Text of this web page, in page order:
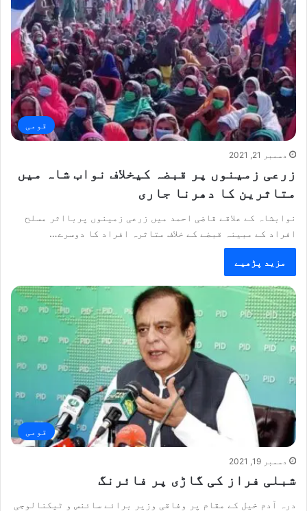
قومی
دسمبر 21, 2021
زرعی زمینوں پر قبضہ کیخلاف نواب شاہ میں
متاثرین کا دھرنا جاری
نوابشاہ کے علاقے قاضی احمد میں زرعی زمینوں پربااثر مسلح
افراد کے مبینہ قبضے کے خلاف متاثرہ افراد کا دوسرے…
مزید پڑھیے
قومی
دسمبر 19, 2021
شبلی فراز کی گاڑی پر فائرنگ
درہ آدم خیل کے مقام پر وفاقی وزیر برائے سائنس و ٹیکنالوجی